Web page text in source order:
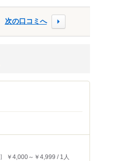
次の口コミへ
￥4,000～￥4,999 1人